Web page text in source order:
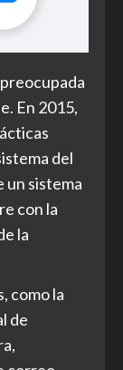
En 2015,
del
un sistema
con la
la
como la
de